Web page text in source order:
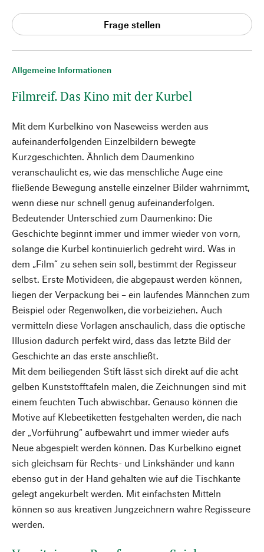
Allgemeine Informationen
Filmreif. Das Kino mit der Kurbel
Mit dem Kurbelkino von Naseweiss werden aus
aufeinanderfolgenden Einzelbildern bewegte
Kurzgeschichten. Ähnlich dem Daumenkino
veranschaulicht es, wie das menschliche Auge eine
fließende Bewegung anstelle einzelner Bilder wahrnimmt,
wenn diese nur schnell genug aufeinanderfolgen.
Bedeutender Unterschied zum Daumenkino: Die
Geschichte beginnt immer und immer wieder von vorn,
solange die Kurbel kontinuierlich gedreht wird. Was in
dem „Film“ zu sehen sein soll, bestimmt der Regisseur
selbst. Erste Motivideen, die abgepaust werden können,
liegen der Verpackung bei – ein laufendes Männchen zum
Beispiel oder Regenwolken, die vorbeiziehen. Auch
vermitteln diese Vorlagen anschaulich, dass die optische
Illusion dadurch perfekt wird, dass das letzte Bild der
Geschichte an das erste anschließt.
Mit dem beiliegenden Stift lässt sich direkt auf die acht
gelben Kunststofftafeln malen, die Zeichnungen sind mit
einem feuchten Tuch abwischbar. Genauso können die
Motive auf Klebeetiketten festgehalten werden, die nach
der „Vorführung“ aufbewahrt und immer wieder aufs
Neue abgespielt werden können. Das Kurbelkino eignet
sich gleichsam für Rechts- und Linkshänder und kann
ebenso gut in der Hand gehalten wie auf die Tischkante
gelegt angekurbelt werden. Mit einfachsten Mitteln
können so aus kreativen Jungzeichnern wahre Regisseure
werden.
Frage stellen